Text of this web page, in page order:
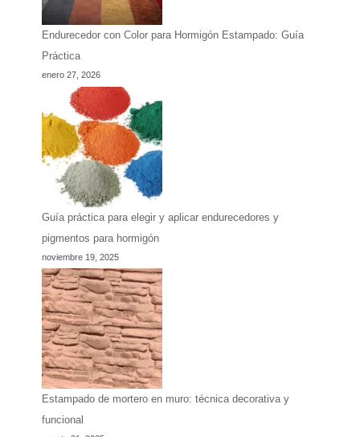
Endurecedor con Color para Hormigón Estampado: Guía
Práctica
enero 27, 2026
Guía práctica para elegir y aplicar endurecedores y
pigmentos para hormigón
noviembre 19, 2025
Estampado de mortero en muro: técnica decorativa y
funcional